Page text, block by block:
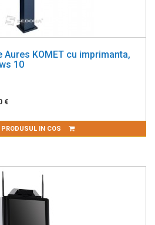
KOMET cu imprimanta,
10
€
IN COS